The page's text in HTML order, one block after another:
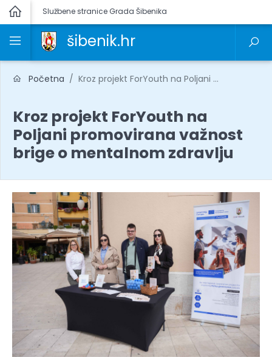
Službene stranice Grada Šibenika
šibenik.hr
Početna Kroz projekt ForYouth na Poljani ...
Kroz projekt ForYouth na
Poljani promovirana važnost
brige o mentalnom zdravlju